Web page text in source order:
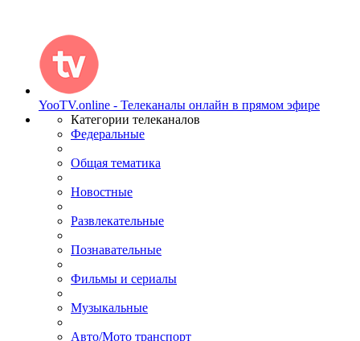
YooTV.online - Телеканалы онлайн в прямом эфире
Категории телеканалов
Федеральные
Общая тематика
Новостные
Развлекательные
Познавательные
Фильмы и сериалы
Музыкальные
Авто/Мото транспорт